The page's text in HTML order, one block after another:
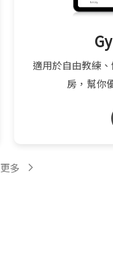
適用於自由教練
房，幫你
多